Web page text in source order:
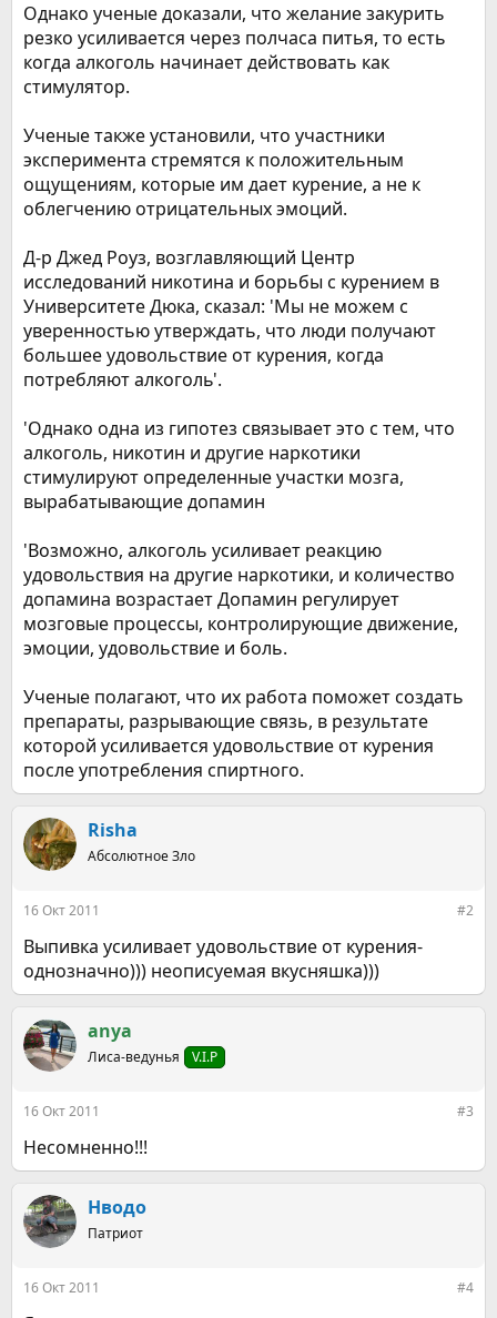
Однако ученые доказали, что желание закурить
резко усиливается через полчаса питья, то есть
когда алкоголь начинает действовать как
стимулятор.
Ученые также установили, что участники
эксперимента стремятся к положительным
ощущениям, которые им дает курение, а не к
облегчению отрицательных эмоций.
Д-р Джед Роуз, возглавляющий Центр
исследований никотина и борьбы с курением в
Университете Дюка, сказал: 'Мы не можем с
уверенностью утверждать, что люди получают
большее удовольствие от курения, когда
потребляют алкоголь'.
'Однако одна из гипотез связывает это с тем, что
алкоголь, никотин и другие наркотики
стимулируют определенные участки мозга,
вырабатывающие допамин
'Возможно, алкоголь усиливает реакцию
удовольствия на другие наркотики, и количество
допамина возрастает Допамин регулирует
мозговые процессы, контролирующие движение,
эмоции, удовольствие и боль.
Ученые полагают, что их работа поможет создать
препараты, разрывающие связь, в результате
которой усиливается удовольствие от курения
после употребления спиртного.
Risha
Абсолютное Зло
16 Окт 2011 #2
Выпивка усиливает удовольствие от курения-
однозначно))) неописуемая вкусняшка)))
anya
Лиса-ведунья V.I.P
16 Окт 2011 #3
Несомненно!!!
Нводо
Патриот
16 Окт 2011 #4